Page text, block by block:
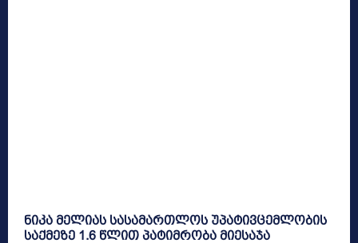
ნიკა მელიას სასამართლოს უპატივცემლობის
საქმეზე 1.6 წლით პატიმრობა მიესაჯა